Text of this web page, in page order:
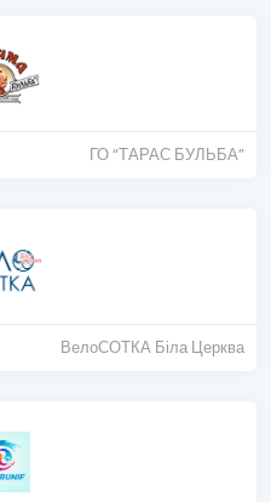
ГО “ТАРАС БУЛЬБА”
ВелоСОТКА Біла Церква